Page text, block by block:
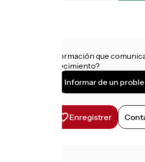
¿Tienes información que
este establecimiento?
Informar de un
Enregistrer